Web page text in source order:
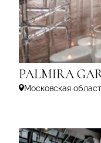
PALMIRA
Московская